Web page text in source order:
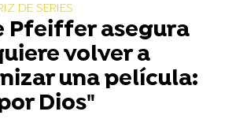
DE SERIES
Pfeiffer asegura
volver a
una película:
Dios"